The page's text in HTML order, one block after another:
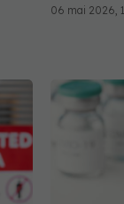
06 mai 2026,